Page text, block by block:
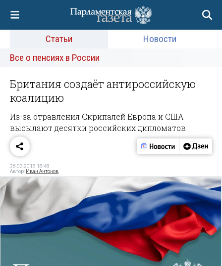
Статьи
Новости
Все о пенсиях в России
Британия создаёт антироссийскую
коалицию
Из-за отравления Скрипалей Европа и США
высылают десятки российских дипломатов
26.03.2018 18:48
Автор: Иван Антонов